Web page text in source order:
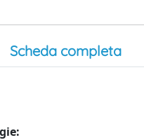
Scheda completa